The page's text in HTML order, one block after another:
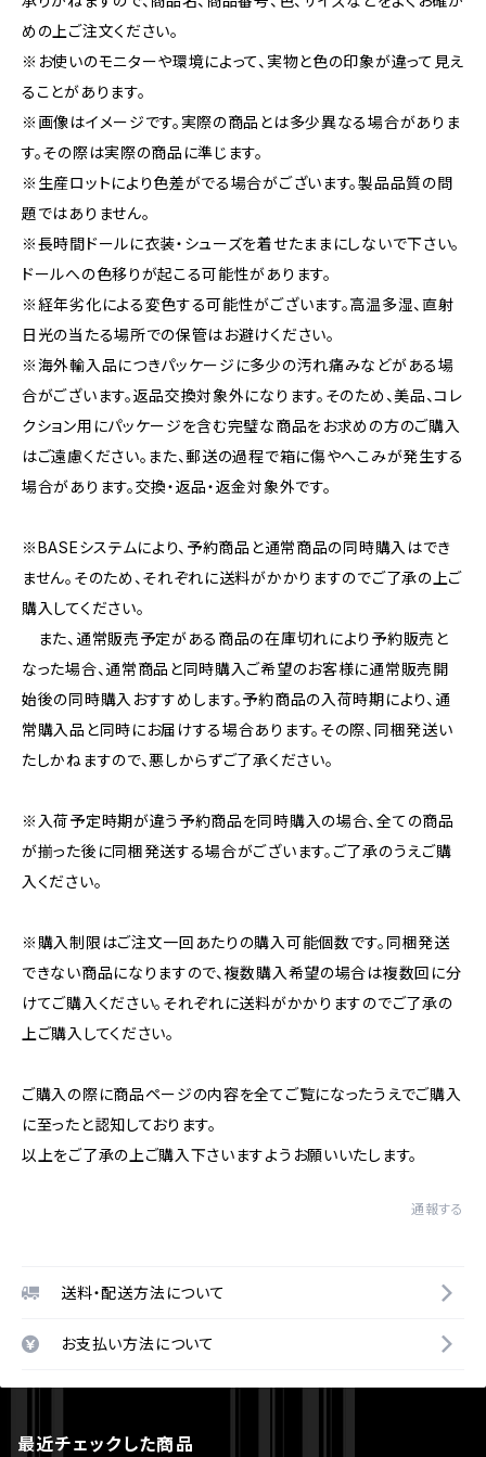
めの上ご注文ください。
※お使いのモニターや環境によって、実物と色の印象が違って見え
ることがあります。
※画像はイメージです。実際の商品とは多少異なる場合がありま
す。その際は実際の商品に準じます。
※生産ロットにより色差がでる場合がございます。製品品質の問
題ではありません。
※長時間ドールに衣装・シューズを着せたままにしないで下さい。
ドールへの色移りが起こる可能性があります。
※経年劣化による変色する可能性がございます。高温多湿、直射
日光の当たる場所での保管はお避けください。
※海外輸入品につきパッケージに多少の汚れ痛みなどがある場
合がございます。返品交換対象外になります。そのため、美品、コレ
クション用にパッケージを含む完璧な商品をお求めの方のご購入
はご遠慮ください。また、郵送の過程で箱に傷やへこみが発生する
場合があります。交換・返品・返金対象外です。
※BASEシステムにより、予約商品と通常商品の同時購入はでき
ません。そのため、それぞれに送料がかかりますのでご了承の上ご
購入してください。
また、通常販売予定がある商品の在庫切れにより予約販売と
なった場合、通常商品と同時購入ご希望のお客様に通常販売開
始後の同時購入おすすめします。予約商品の入荷時期により、通
常購入品と同時にお届けする場合あります。その際、同梱発送い
たしかねますので、悪しからずご了承ください。
※入荷予定時期が違う予約商品を同時購入の場合、全ての商品
が揃った後に同梱発送する場合がございます。ご了承のうえご購
入ください。
※購入制限はご注文一回あたりの購入可能個数です。同梱発送
できない商品になりますので、複数購入希望の場合は複数回に分
けてご購入ください。それぞれに送料がかかりますのでご了承の
上ご購入してください。
ご購入の際に商品ページの内容を全てご覧になったうえでご購入
に至ったと認知しております。
以上をご了承の上ご購入下さいますようお願いいたします。
通報する
送料・配送方法について
お支払い方法について
最近チェックした商品